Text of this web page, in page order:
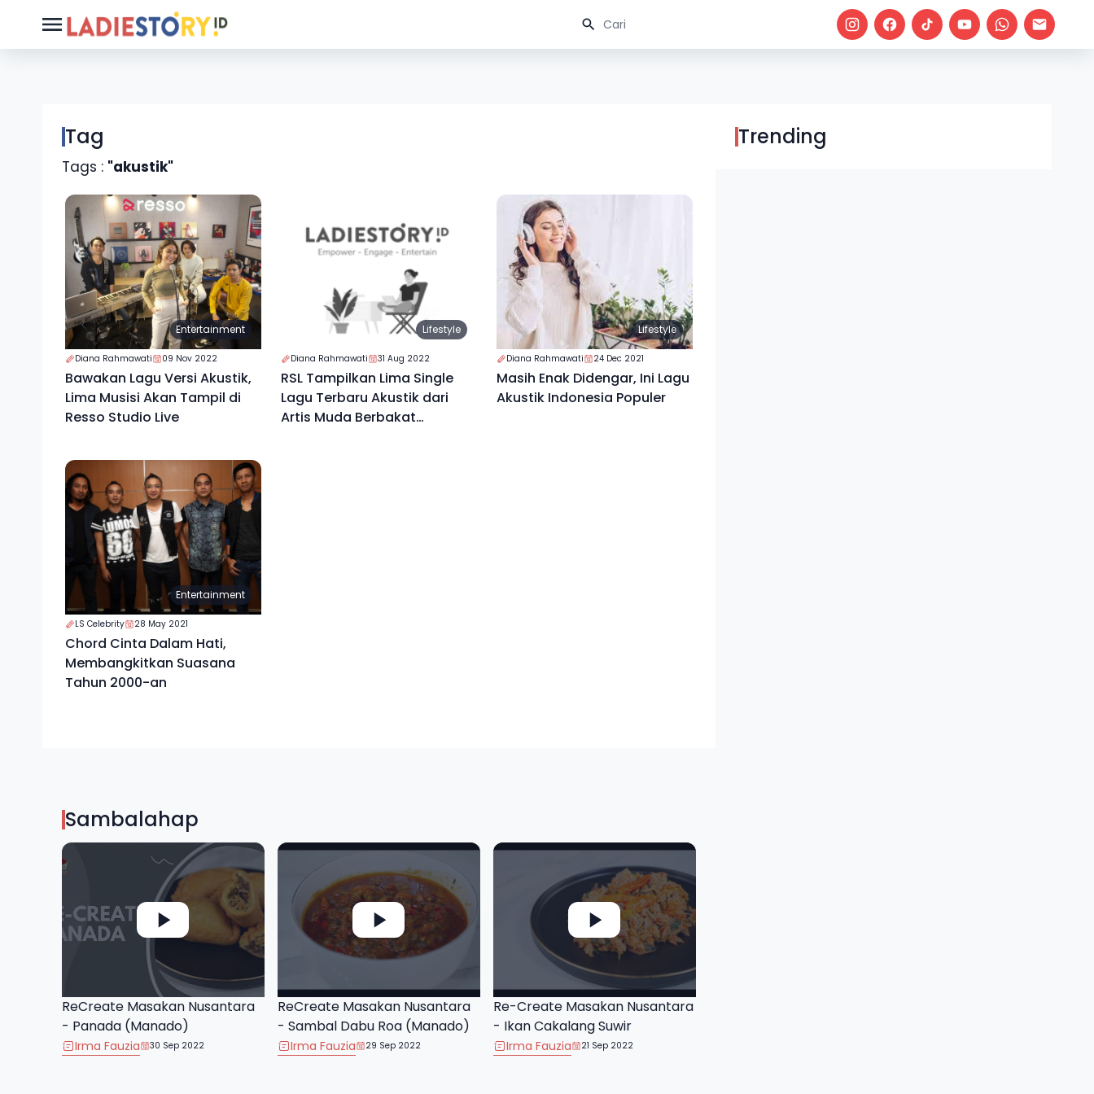
Tag
Tags : "akustik"
Entertainment
Diana Rahmawati 09 Nov 2022
Bawakan Lagu Versi Akustik,
Lima Musisi Akan Tampil di
Resso Studio Live
Lifestyle
Diana Rahmawati 31 Aug 2022
RSL Tampilkan Lima Single
Lagu Terbaru Akustik dari
Artis Muda Berbakat
Lifestyle
Diana Rahmawati 24 Dec 2021
Masih Enak Didengar, Ini Lagu
Akustik Indonesia Populer
Entertainment
LS Celebrity 28 May 2021
Chord Cinta Dalam Hati,
Membangkitkan Suasana
Tahun 2000-an
Trending
Sambalahap
ReCreate Masakan Nusantara
- Panada (Manado)
Irma Fauzia 30 Sep 2022
ReCreate Masakan Nusantara
- Sambal Dabu Roa (Manado)
Irma Fauzia 29 Sep 2022
Re-Create Masakan Nusantara
- Ikan Cakalang Suwir
Irma Fauzia 21 Sep 2022